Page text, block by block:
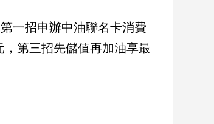
一招申辦中油聯名卡消費
第三招先儲值再加油享最